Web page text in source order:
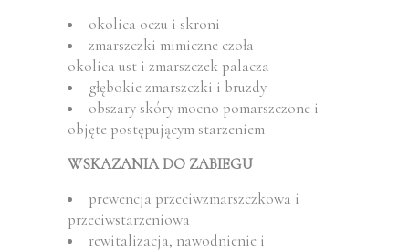
okolica oczu i skroni
zmarszczki mimiczne czoła
okolica ust i zmarszczek palacza
głębokie zmarszczki i bruzdy
obszary skóry mocno pomarszczone i
objęte postępującym starzeniem
WSKAZANIA DO ZABIEGU
prewencja przeciwzmarszczkowa i
przeciwstarzeniowa
rewitalizacja, nawodnienie i